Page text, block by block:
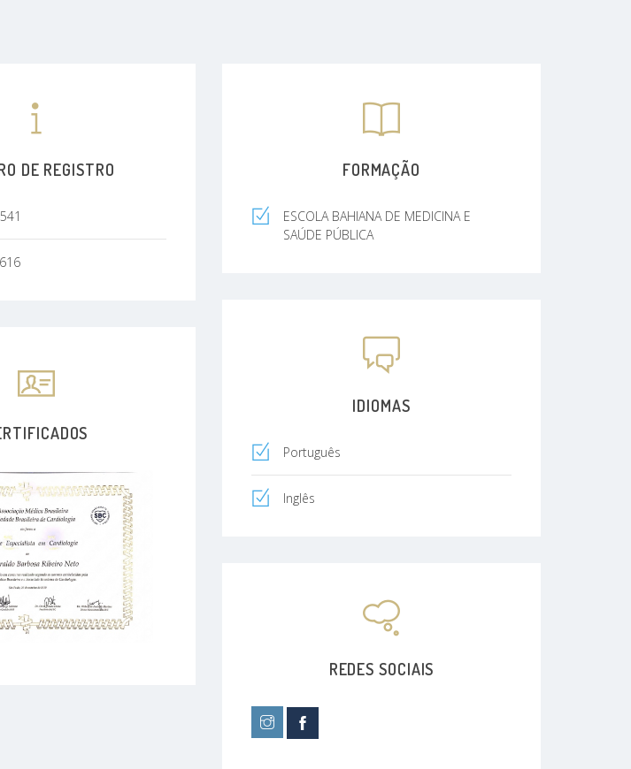
DE REGISTRO FORMAÇÃO
ESCOLA BAHIANA DE MEDICINA E
SAÚDE PÚBLICA
IDIOMAS
Português
Inglês
REDES SOCIAIS